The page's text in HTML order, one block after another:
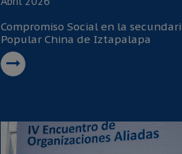
Compromiso Social en la
Popular China de Iztapalapa